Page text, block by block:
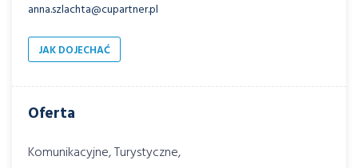
anna.szlachta@cupartner.pl
JAK DOJECHAĆ
Oferta
Komunikacyjne, Turystyczne,